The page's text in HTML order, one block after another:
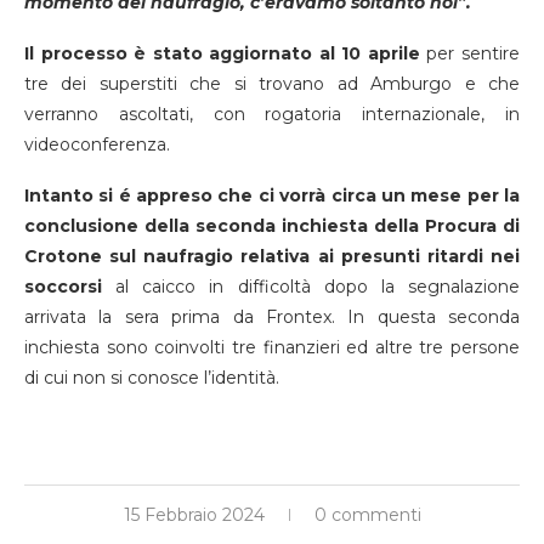
Il processo è stato aggiornato al 10 aprile per sentire
tre dei superstiti che si trovano ad Amburgo e che
verranno ascoltati, con rogatoria internazionale, in
videoconferenza.
Intanto si é appreso che ci vorrà circa un mese per la
conclusione della seconda inchiesta della Procura di
Crotone sul naufragio relativa ai presunti ritardi nei
soccorsi al caicco in difficoltà dopo la segnalazione
arrivata la sera prima da Frontex. In questa seconda
inchiesta sono coinvolti tre finanzieri ed altre tre persone
di cui non si conosce l’identità.
15 Febbraio 2024 0 commenti